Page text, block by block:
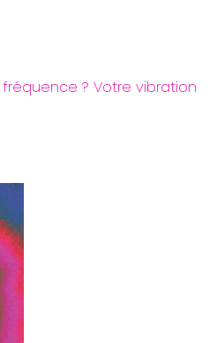
? Votre vibration